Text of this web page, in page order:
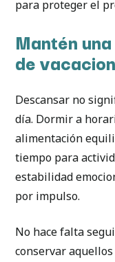
para proteger el
Mantén
de
Descansar no
día. Dormir a
alimentación
tiempo para
estabilidad
por impulso.
No hace falta
conservar